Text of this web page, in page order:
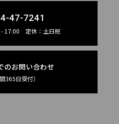
47-7241
- 17:00 定休：土日祝
のお問い合わせ
365日受付）